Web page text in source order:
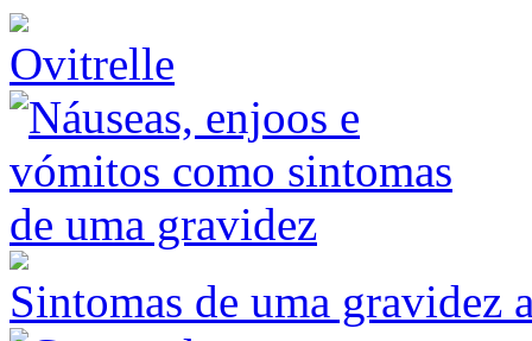
Ovitrelle
Sintomas de uma gravidez